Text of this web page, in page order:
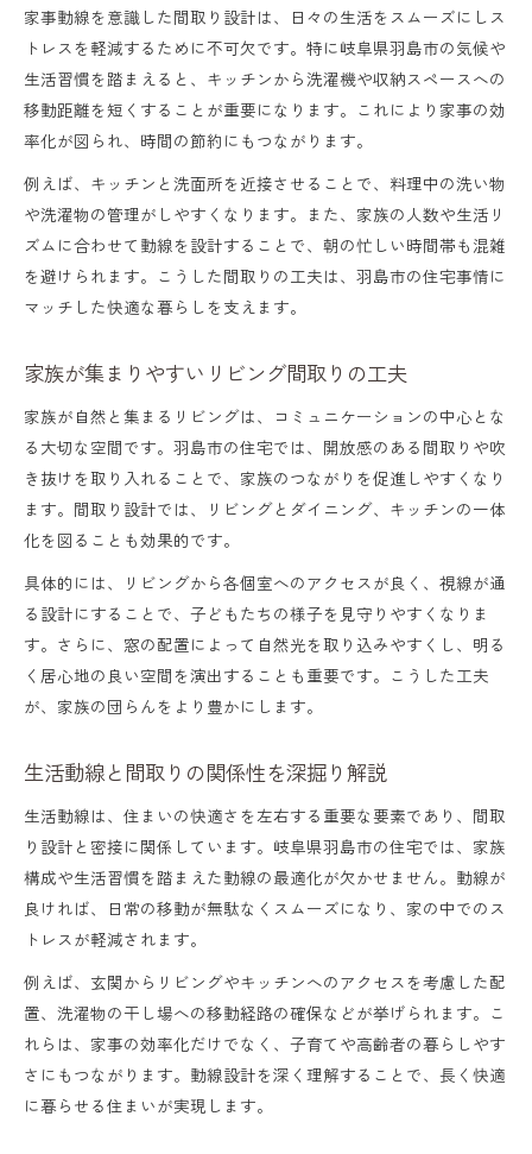
家事動線を意識した間取り設計は、日々の生活をスムーズにしス
トレスを軽減するために不可欠です。特に岐阜県羽島市の気候や
生活習慣を踏まえると、キッチンから洗濯機や収納スペースへの
移動距離を短くすることが重要になります。これにより家事の効
率化が図られ、時間の節約にもつながります。
例えば、キッチンと洗面所を近接させることで、料理中の洗い物
や洗濯物の管理がしやすくなります。また、家族の人数や生活リ
ズムに合わせて動線を設計することで、朝の忙しい時間帯も混雑
を避けられます。こうした間取りの工夫は、羽島市の住宅事情に
マッチした快適な暮らしを支えます。
家族が集まりやすいリビング間取りの工夫
家族が自然と集まるリビングは、コミュニケーションの中心とな
る大切な空間です。羽島市の住宅では、開放感のある間取りや吹
き抜けを取り入れることで、家族のつながりを促進しやすくなり
ます。間取り設計では、リビングとダイニング、キッチンの一体
化を図ることも効果的です。
具体的には、リビングから各個室へのアクセスが良く、視線が通
る設計にすることで、子どもたちの様子を見守りやすくなりま
す。さらに、窓の配置によって自然光を取り込みやすくし、明る
く居心地の良い空間を演出することも重要です。こうした工夫
が、家族の団らんをより豊かにします。
生活動線と間取りの関係性を深掘り解説
生活動線は、住まいの快適さを左右する重要な要素であり、間取
り設計と密接に関係しています。岐阜県羽島市の住宅では、家族
構成や生活習慣を踏まえた動線の最適化が欠かせません。動線が
良ければ、日常の移動が無駄なくスムーズになり、家の中でのス
トレスが軽減されます。
例えば、玄関からリビングやキッチンへのアクセスを考慮した配
置、洗濯物の干し場への移動経路の確保などが挙げられます。こ
れらは、家事の効率化だけでなく、子育てや高齢者の暮らしやす
さにもつながります。動線設計を深く理解することで、長く快適
に暮らせる住まいが実現します。